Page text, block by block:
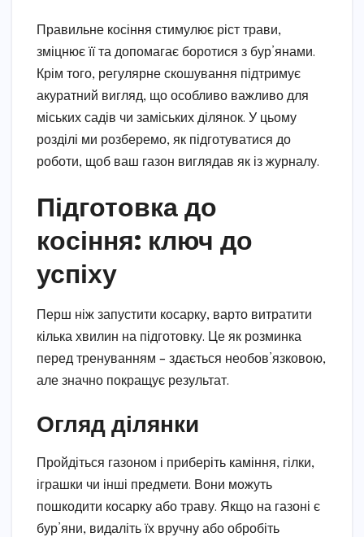
Правильне косіння стимулює ріст трави,
зміцнює її та допомагає боротися з бур’янами.
Крім того, регулярне скошування підтримує
акуратний вигляд, що особливо важливо для
міських садів чи заміських ділянок. У цьому
розділі ми розберемо, як підготуватися до
роботи, щоб ваш газон виглядав як із журналу.
Підготовка до
косіння: ключ до
успіху
Перш ніж запустити косарку, варто витратити
кілька хвилин на підготовку. Це як розминка
перед тренуванням – здається необов’язковою,
але значно покращує результат.
Огляд ділянки
Пройдіться газоном і приберіть каміння, гілки,
іграшки чи інші предмети. Вони можуть
пошкодити косарку або траву. Якщо на газоні є
бур’яни, видаліть їх вручну або обробіть